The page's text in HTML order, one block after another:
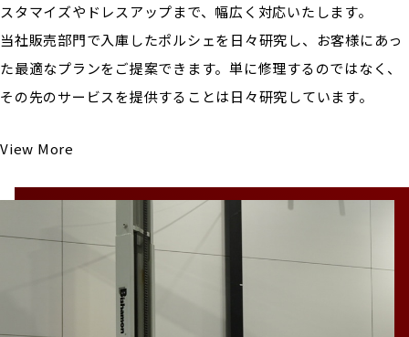
スタマイズやドレスアップまで、幅広く対応いたします。
当社販売部門で入庫したポルシェを日々研究し、お客様にあっ
た最適なプランをご提案できます。単に修理するのではなく、
その先のサービスを提供することは日々研究しています。
View More